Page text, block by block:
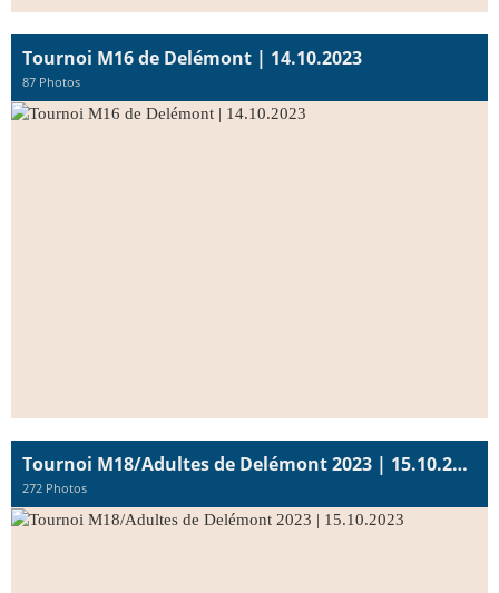
Tournoi M16 de Delémont | 14.10.2023
87 Photos
Tournoi M18/Adultes de Delémont 2023 | 15.10.2023
272 Photos